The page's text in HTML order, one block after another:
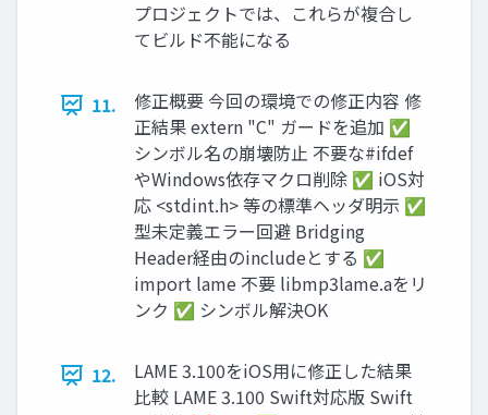
プロジェクトでは、これらが複合し
てビルド不能になる
11.
修正概要 今回の環境での修正内容 修
正結果 extern "C" ガードを追加 ✅
シンボル名の崩壊防止 不要な#ifdef
やWindows依存マクロ削除 ✅ iOS対
応 <stdint.h> 等の標準ヘッダ明示 ✅
型未定義エラー回避 Bridging
Header経由のincludeとする ✅
import lame 不要 libmp3lame.aをリ
ンク ✅ シンボル解決OK
12.
LAME 3.100をiOS用に修正した結果
比較 LAME 3.100 Swift対応版 Swift